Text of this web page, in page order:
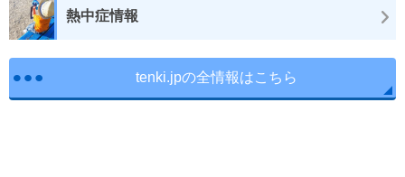
熱中症情報
tenki.jpの全情報はこちら